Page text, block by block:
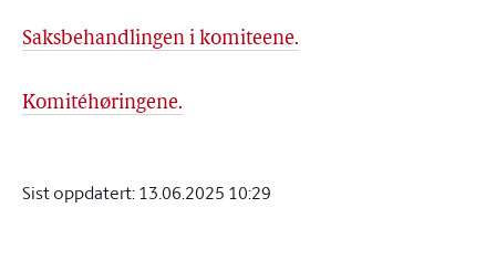
Saksbehandlingen i komiteene.
Komitéhøringene.
Sist oppdatert:13.06.2025 10:29